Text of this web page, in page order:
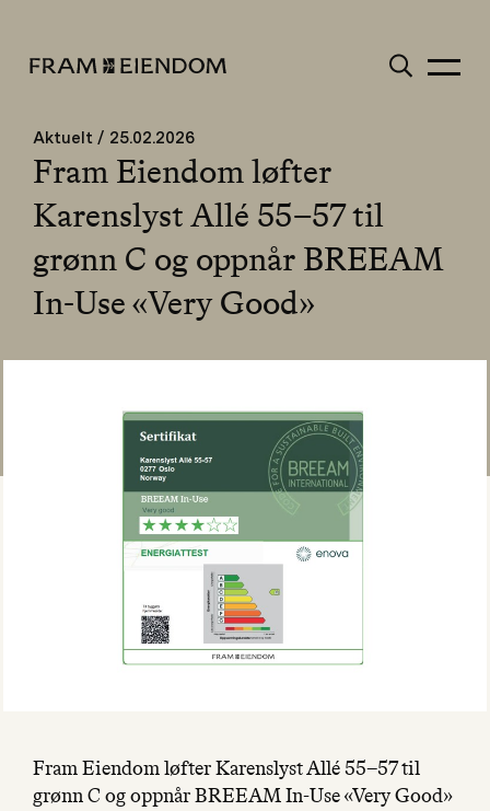
innhold
FRAM
Meny
Aktuelt / 25.02.2026
Fram Eiendom løfter
Karenslyst Allé 55–57 til
grønn C og oppnår BREEAM
In-Use «Very Good»
Fram Eiendom løfter Karenslyst Allé 55–57 til
grønn C og oppnår BREEAM In-Use «Very Good»